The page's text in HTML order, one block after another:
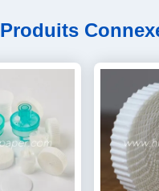
Produits